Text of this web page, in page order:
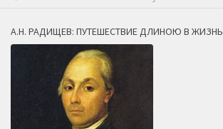
А.Н. РАДИЩЕВ: ПУТЕШЕСТВИЕ ДЛИНОЮ В ЖИЗНЬ